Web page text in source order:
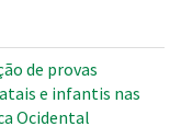
de provas
e infantis nas
Ocidental